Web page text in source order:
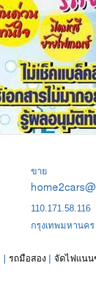
ขาย
110.171.58.116
กรุงเทพมหานคร
รถมือสอง| จัดไฟแนน